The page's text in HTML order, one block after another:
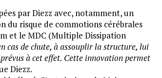
par Diezz avec, notamment, un
du risque de commotions cérébrales
et le MDC (Multiple Dissipation
cas de chute, à assouplir la structure, lui
à cet effet. Cette innovation permet
Diezz.